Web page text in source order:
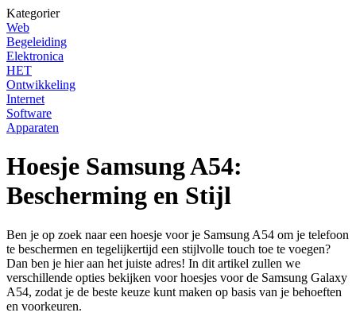
Kategorier
Web
Begeleiding
Elektronica
HET
Ontwikkeling
Internet
Software
Apparaten
Hoesje Samsung A54:
Bescherming en Stijl
Ben je op zoek naar een hoesje voor je Samsung A54 om je telefoon
te beschermen en tegelijkertijd een stijlvolle touch toe te voegen?
Dan ben je hier aan het juiste adres! In dit artikel zullen we
verschillende opties bekijken voor hoesjes voor de Samsung Galaxy
A54, zodat je de beste keuze kunt maken op basis van je behoeften
en voorkeuren.